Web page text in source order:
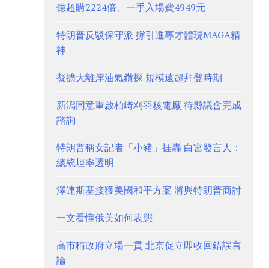
億超購2224倍、一手入場費4949元
特朗普反駁保守派 撐引進專才體現MAGA精
神
擬擴大離岸油氣鑽探 規模遠超拜登時期
新潟同意重啟柏崎刈羽核電廠 待縣議會完成
諮詢
特朗普稱女記者「小豬」捱轟 白宮發言人：
總統坦率透明
澤連斯基接獲美國和平方案 將與特朗普商討
一文看懂俄美如何表態
高市稱政府立場一貫 北京促立即收回錯誤言
論